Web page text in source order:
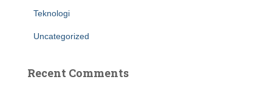
Teknologi
Uncategorized
Recent Comments